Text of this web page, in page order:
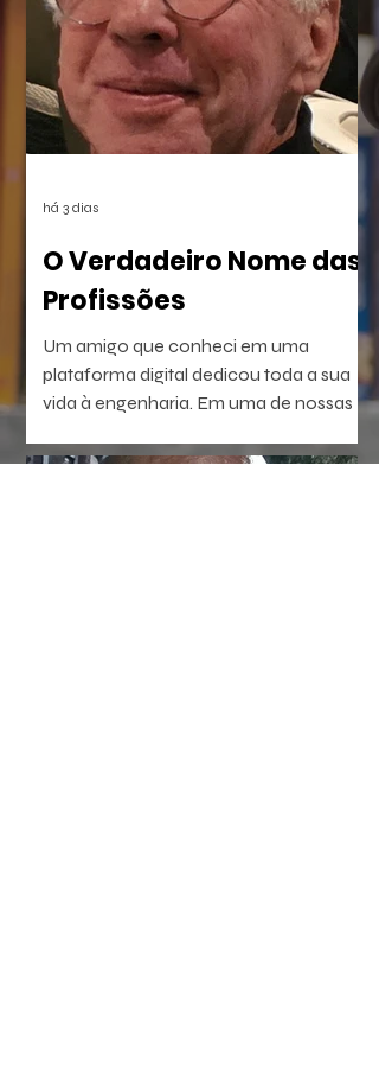
apagamento das provas, deixou uma
lacuna preenchida pelo rancor. O
sentimento reverbera por anos até ser
posto à prova com a execução de um
plano vingativo, movido pela espera de
uma reparação nunca feita.
O Verdadeiro Nome das
Profissões
Um amigo que conheci em uma
plataforma digital dedicou toda a sua
vida à engenharia. Em uma de nossas
consegui esquecer: — Passei a vida
há 3 dias